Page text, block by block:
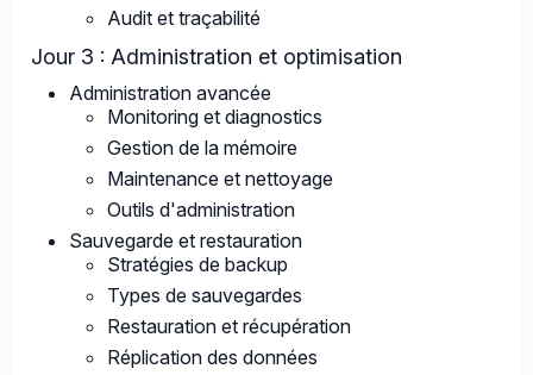
Audit et traçabilité
Jour 3 : Administration et optimisation
Administration avancée
Monitoring et diagnostics
Gestion de la mémoire
Maintenance et nettoyage
Outils d'administration
Sauvegarde et restauration
Stratégies de backup
Types de sauvegardes
Restauration et récupération
Réplication des données